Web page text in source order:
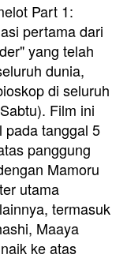
Part 1:
pertama dari
yang telah
dunia,
di seluruh
Film ini
pada tanggal 5
panggung
Mamoru
utama
termasuk
Maaya
ke atas